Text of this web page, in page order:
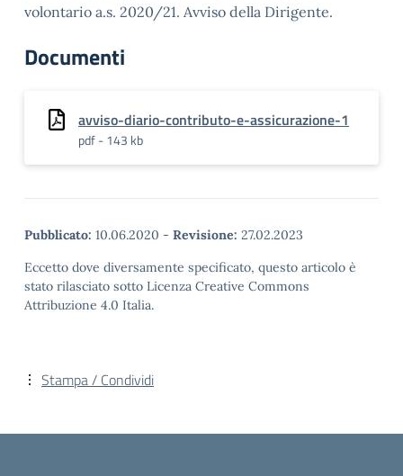
volontario a.s. 2020/21. Avviso della Dirigente.
Documenti
avviso-diario-contributo-e-assicurazione-1
pdf - 143 kb
Pubblicato: 10.06.2020 - Revisione: 27.02.2023
Eccetto dove diversamente specificato, questo articolo è
stato rilasciato sotto Licenza Creative Commons
Attribuzione 4.0 Italia.
Stampa / Condividi